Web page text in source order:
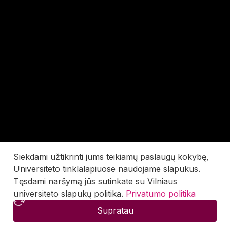
Siekdami užtikrinti jums teikiamų paslaugų kokybę,
Universiteto tinklalapiuose naudojame slapukus.
Tęsdami naršymą jūs sutinkate su Vilniaus
universiteto slapukų politika. Privatumo politika
Supratau